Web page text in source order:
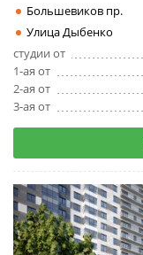
Большевиков пр.
Улица Дыбенко
студии от
1-ая от
2-ая от
3-ая от